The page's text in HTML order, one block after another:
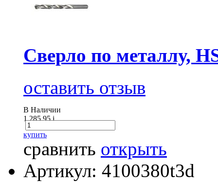
Сверло по металлу,
оставить отзыв
В Наличии
1 285.95i
купить
сравнить открыть
Артикул: 4100380t3d